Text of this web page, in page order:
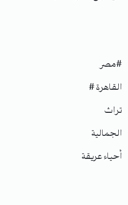
#مصر
القاهرة #
تراث
الجمالية
أحياء عريقة